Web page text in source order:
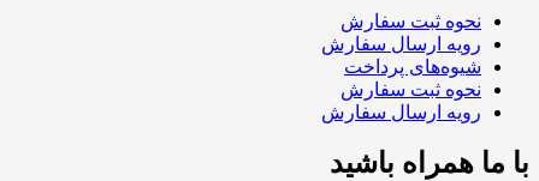
نحوه ثبت سفارش
رویه ارسال سفارش
شیوه‌های پرداخت
نحوه ثبت سفارش
رویه ارسال سفارش
با ما همراه باشید